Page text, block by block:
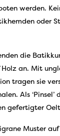
werden.
oder
die
Holz an. Mit
tragen sie
Als
gefertigter
Muster